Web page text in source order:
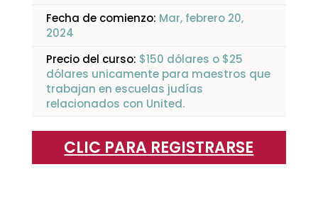
Fecha de comienzo: Mar, febrero 20,
2024
Precio del curso: $150 dólares o $25
dólares unicamente para maestros que
trabajan en escuelas judías
relacionados con United.
CLIC PARA REGISTRARSE